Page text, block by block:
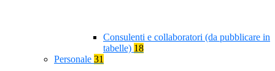
Consulenti e collaboratori (da pubblicare in
tabelle) 18
Personale 31